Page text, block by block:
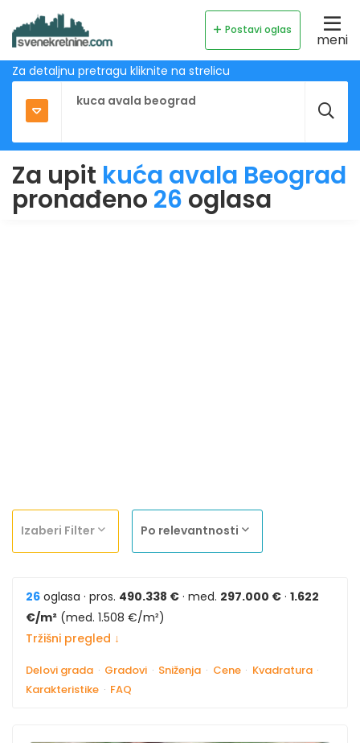
Postavi oglas
meni
Za detaljnu pretragu kliknite na strelicu
Za upit kuća avala Beograd
pronađeno 26 oglasa
Izaberi Filter Po relevantnosti
26 oglasa · pros. 490.338 € · med. 297.000 € · 1.622
€/m² (med. 1.508 €/m²)
Tržišni pregled ↓
Delovi grada · Gradovi · Sniženja · Cene · Kvadratura ·
Karakteristike · FAQ